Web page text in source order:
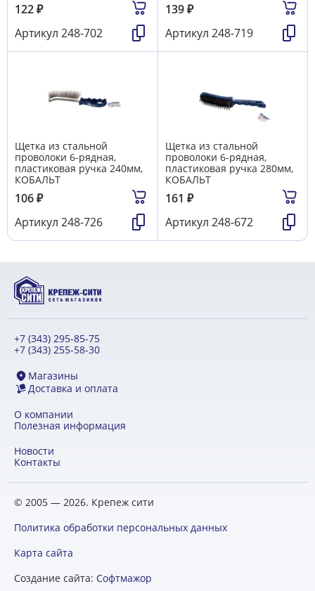
122₽
Артикул 248-702
139₽
Артикул 248-719
Щетка из стальной
проволоки 6-рядная,
пластиковая ручка 240мм,
КОБАЛЬТ
106₽
Артикул 248-726
Щетка из стальной
проволоки 6-рядная,
пластиковая ручка 280мм,
КОБАЛЬТ
161 ₽
Артикул 248-672
+7 (343) 295-85-75
+7 (343) 255-58-30
Магазины
Доставка и оплата
О компании
Полезная информация
Новости
Контакты
© 2005 — 2026. Крепеж сити
Политика обработки персональных данных
Карта сайта
Создание сайта: Софтмажор